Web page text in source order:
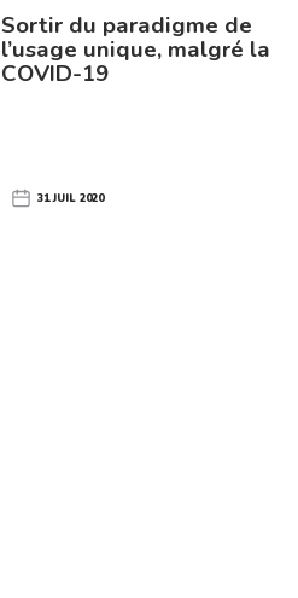
Sortir du paradigme de
l’usage unique, malgré la
COVID-19
31 JUIL 2020